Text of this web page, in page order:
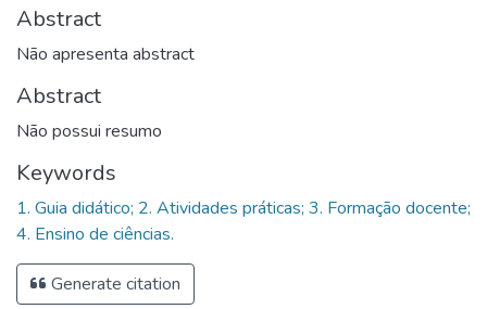
Abstract
Não apresenta abstract
Abstract
Não possui resumo
Keywords
1. Guia didático; 2. Atividades práticas; 3. Formação docente;
4. Ensino de ciências.
Generate citation